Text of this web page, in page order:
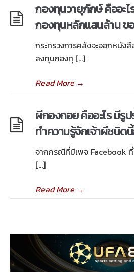
กองทุนวายุภักษ์ คืออะ
กองทุนหลักแสนล้าน ข
กระทรวงการคลังจะออกหนัง
ลงทุนกองทุ […]
Read More→
ผีกองกอย คืออะไร มีรูป
ทำความรู้จักเจ้าผีชนิด
จากกรณีที่มีเพจ Facebook ที่
[…]
Read More→